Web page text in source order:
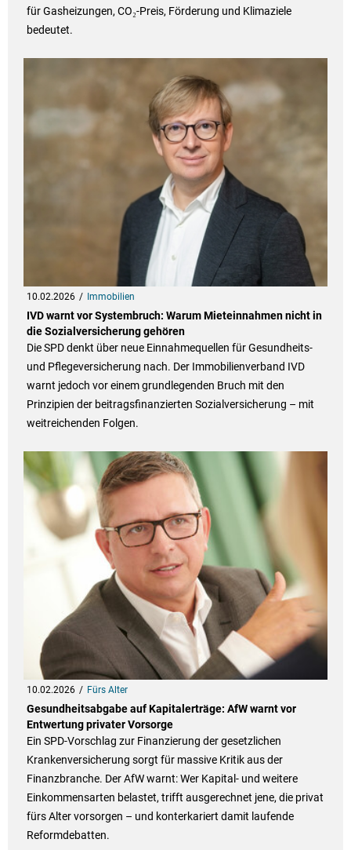
für Gasheizungen, CO₂-Preis, Förderung und Klimaziele
bedeutet.
10.02.2026 Immobilien
IVD warnt vor Systembruch: Warum Mieteinnahmen nicht in
die Sozialversicherung gehören
Die SPD denkt über neue Einnahmequellen für Gesundheits-
und Pflegeversicherung nach. Der Immobilienverband IVD
warnt jedoch vor einem grundlegenden Bruch mit den
Prinzipien der beitragsfinanzierten Sozialversicherung – mit
weitreichenden Folgen.
10.02.2026 Fürs Alter
Gesundheitsabgabe auf Kapitalerträge: AfW warnt vor
Entwertung privater Vorsorge
Ein SPD-Vorschlag zur Finanzierung der gesetzlichen
Krankenversicherung sorgt für massive Kritik aus der
Finanzbranche. Der AfW warnt: Wer Kapital- und weitere
Einkommensarten belastet, trifft ausgerechnet jene, die privat
fürs Alter vorsorgen – und konterkariert damit laufende
Reformdebatten.